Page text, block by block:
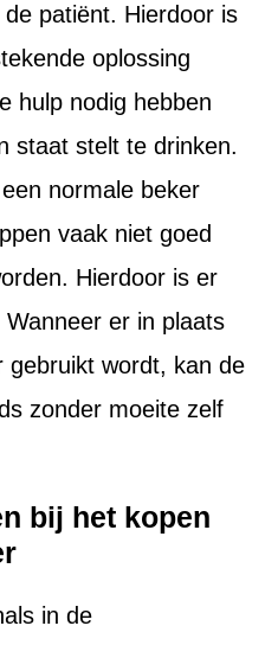
patiënt. Hierdoor is
oplossing
hulp nodig hebben
staat stelt te drinken.
normale beker
vaak niet goed
Hierdoor is er
er in plaats
gebruikt wordt, kan de
zonder moeite zelf
bij het kopen
in de